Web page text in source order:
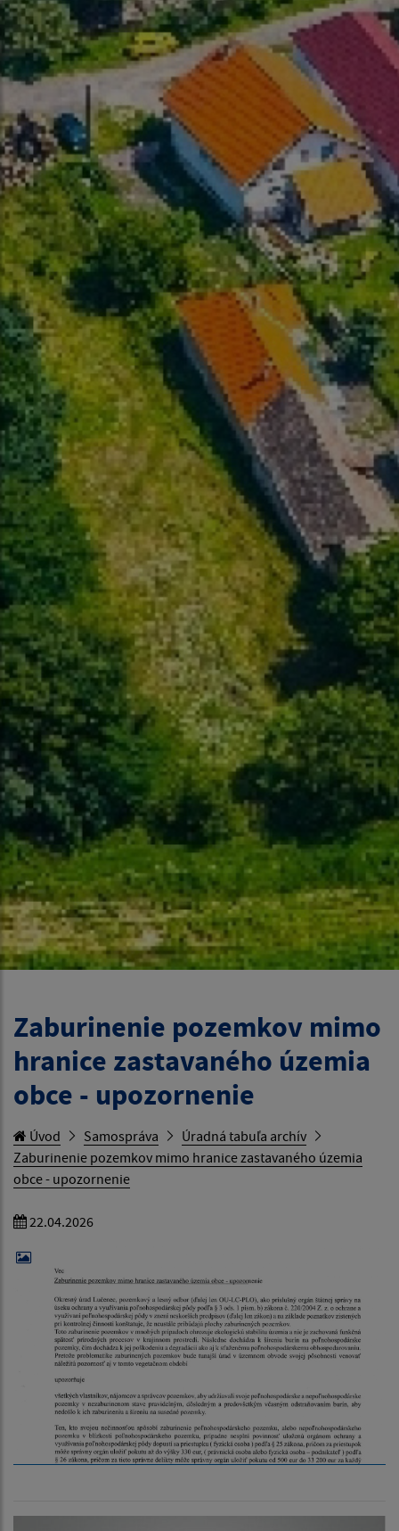
Zaburinenie pozemkov mimo
hranice zastavaného územia
obce - upozornenie
Úvod Samospráva
Úradná tabuľa archív
Zaburinenie pozemkov mimo hranice zastavaného územia
obce - upozornenie
22.04.2026